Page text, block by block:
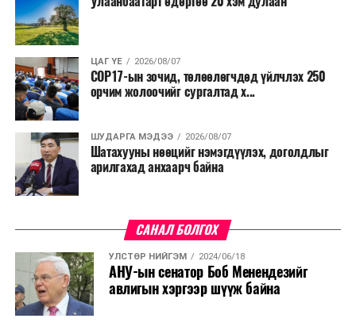
ЦАГ ҮЕ 2026/08/07
COP17-ын зочид, төлөөлөгчдөд үйлчлэх 250
орчим жолоочийг сургалтад х...
ШУДАРГА МЭДЭЭ 2026/08/07
Шатахууны нөөцийг нэмэгдүүлэх, доголдлыг
арилгахад анхаарч байна
САНАЛ БОЛГОХ
УЛСТӨР НИЙГЭМ 2024/06/18
АНУ-ын сенатор Боб Менендезийг
авлигын хэргээр шүүж байна